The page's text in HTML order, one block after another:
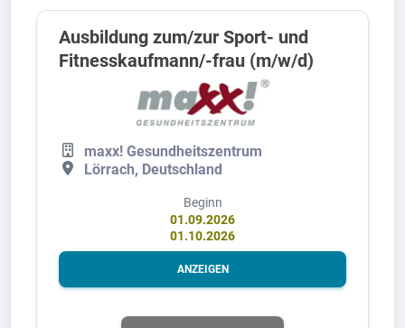
Ausbildung zum/zur Sport- und
Fitnesskaufmann/-frau (m/w/d)
maxx! Gesundheitszentrum
Lörrach, Deutschland
Beginn
01.09.2026
01.10.2026
ANZEIGEN